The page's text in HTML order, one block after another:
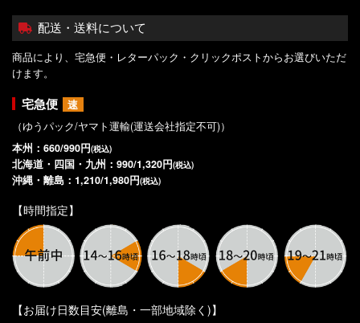
配送・送料について
商品により、宅急便・レターパック・クリックポストからお選びいただ
けます。
宅急便
速
（ゆうパック/ヤマト運輸(運送会社指定不可)）
本州：660/990円(税込)
北海道・四国・九州：990/1,320円(税込)
沖縄・離島：1,210/1,980円(税込)
【時間指定】
【お届け日数目安(離島・一部地域除く)】